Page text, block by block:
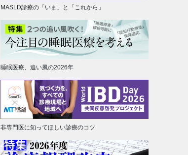
MASLD診療の「いま」と「これから」
睡眠医療、追い風の2026年
非専門医に知ってほしい診療のコツ